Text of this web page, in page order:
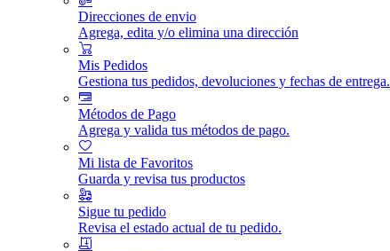
Direcciones de envio
Agrega, edita y/o elimina una dirección
Mis Pedidos
Gestiona tus pedidos, devoluciones y fechas de entrega.
Métodos de Pago
Agrega y valida tus métodos de pago.
Mi lista de Favoritos
Guarda y revisa tus productos
Sigue tu pedido
Revisa el estado actual de tu pedido.